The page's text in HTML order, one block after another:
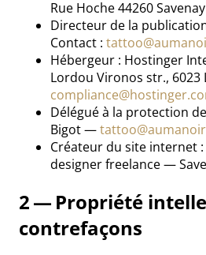
Rue Hoche 44260 Savenay
Directeur de la
Contact :
Hébergeur : Hostinger
Lordou Vironos str., 6023
Délégué à la protection
Bigot —
Créateur du site internet
designer freelance —
2 — Propriété
contrefaçons